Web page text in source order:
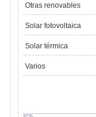
Otras renovables
Solar fotovoltaica
Solar térmica
Varios